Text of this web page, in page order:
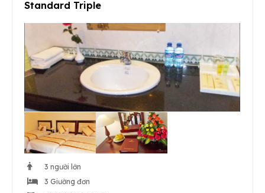
Standard Triple
3 người lớn
3 Giường đơn